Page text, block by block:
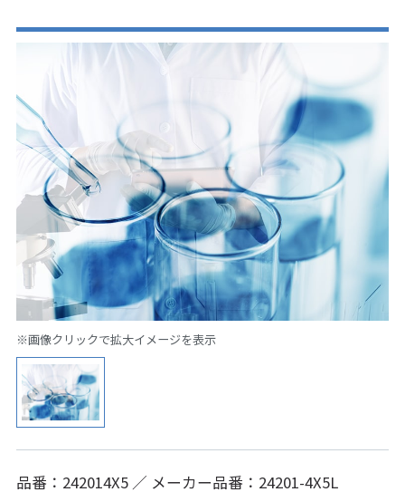
※画像クリックで拡大イメージを表示
品番：242014X5 ／ メーカー品番：24201-4X5L